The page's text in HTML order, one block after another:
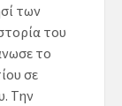
των
του
το
σε
Την